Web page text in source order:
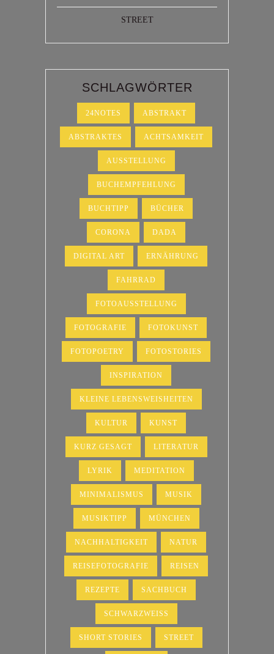
STREET
SCHLAGWÖRTER
24NOTES ABSTRAKT
ABSTRAKTES ACHTSAMKEIT
AUSSTELLUNG
BUCHEMPFEHLUNG
BUCHTIPP BÜCHER
CORONA DADA
DIGITAL ART ERNÄHRUNG
FAHRRAD
FOTOAUSSTELLUNG
FOTOGRAFIE FOTOKUNST
FOTOPOETRY FOTOSTORIES
INSPIRATION
KLEINE LEBENSWEISHEITEN
KULTUR KUNST
KURZ GESAGT LITERATUR
LYRIK MEDITATION
MINIMALISMUS MUSIK
MUSIKTIPP MÜNCHEN
NACHHALTIGKEIT NATUR
REISEFOTOGRAFIE REISEN
REZEPTE SACHBUCH
SCHWARZWEISS
SHORT STORIES STREET